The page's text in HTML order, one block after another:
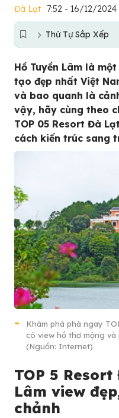
Đà Lạt 7:52 - 16/12/2024
Thứ Tự Sắp Xếp
Hồ Tuyền Lâm là
tạo đẹp nhất Việt
và bao quanh là
vậy, hãy cùng theo
TOP 05 Resort Đà
cách kiến trúc sang
Khám phá phá ngay
có view hồ thơ mộng
(Nguồn: Internet)
TOP 5
Lâm view
chảnh